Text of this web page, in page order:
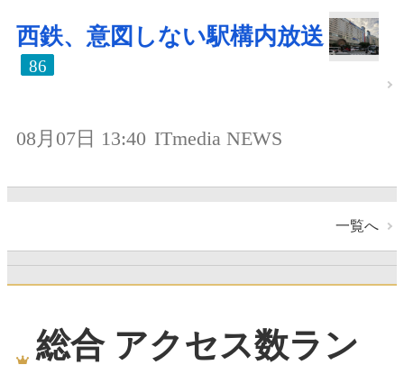
西鉄、意図しない駅構内放送
86
08月07日 13:40 ITmedia NEWS
一覧へ
総合 アクセス数ラン